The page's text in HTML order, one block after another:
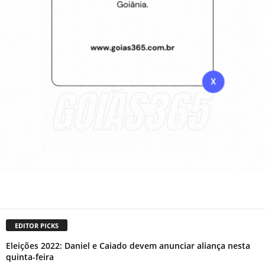
EDITOR PICKS
Eleições 2022: Daniel e Caiado devem anunciar aliança nesta
quinta-feira